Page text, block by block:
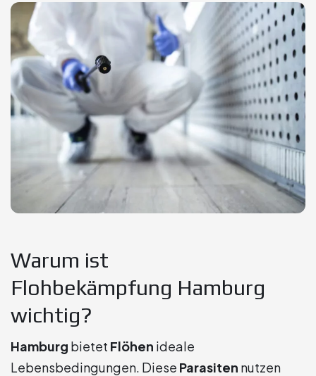
Warum ist
Flohbekämpfung Hamburg
wichtig?
Hamburg bietet Flöhen ideale
Lebensbedingungen. Diese Parasiten nutzen